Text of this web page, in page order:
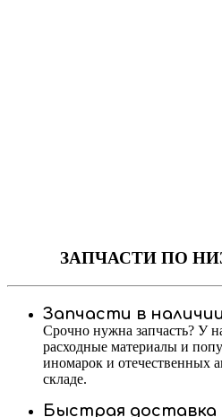
ЗАПЧАСТИПО
Запчасти в наличии
Срочно нужна запчасть? У
расходные материалы и
иномарок и отечественных
складе.
Быстрая доставка